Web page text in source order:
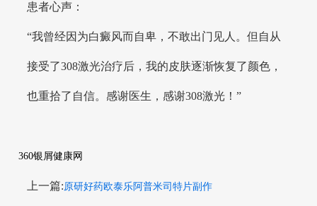
患者心声：
“我曾经因为白癜风而自卑，不敢出门见人。但自从
接受了308激光治疗后，我的皮肤逐渐恢复了颜色，
也重拾了自信。感谢医生，感谢308激光！”
360银屑健康网
上一篇:原研好药欧泰乐阿普米司特片副作